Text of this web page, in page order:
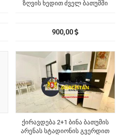
ზღვის ხედით ძველ ბათუმში
900,00
ქირავდება 2+1 ბინა ბათუმის
არენას სტადიონის გვერდით